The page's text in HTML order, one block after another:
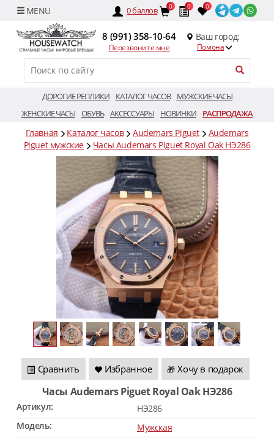
0баллов 0 0 0
8 (991) 358-10-64
Перезвоните мне
Ваш город:
Помона
ДОРОГИЕ РЕПЛИКИ КАТАЛОГ ЧАСОВ
МУЖСКИЕ ЧАСЫ
ЖЕНСКИЕ ЧАСЫ ОБУВЬ АКСЕССУАРЫ НОВИНКИ РАСПРОДАЖА
Главная Каталог часов Audemars Piguet
Audemars
Piguet мужские
Часы Audemars Piguet Royal Oak HЭ286
Сравнить Избранное 🎁 Хочу в подарок
Часы Audemars Piguet Royal Oak HЭ286
Артикул:
HЭ286
Модель:
Мужская